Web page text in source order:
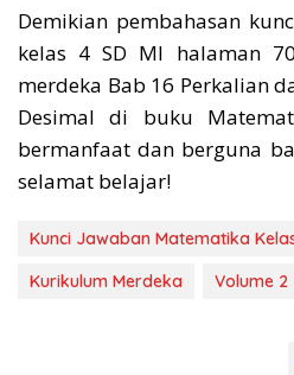
Demikian pembahasan
kelas 4 SD MI halaman
merdeka Bab 16 Perkalian
Desimal di buku
bermanfaat dan berguna
selamat belajar!
Kunci Jawaban Matematika
Kurikulum Merdeka
Volume 2